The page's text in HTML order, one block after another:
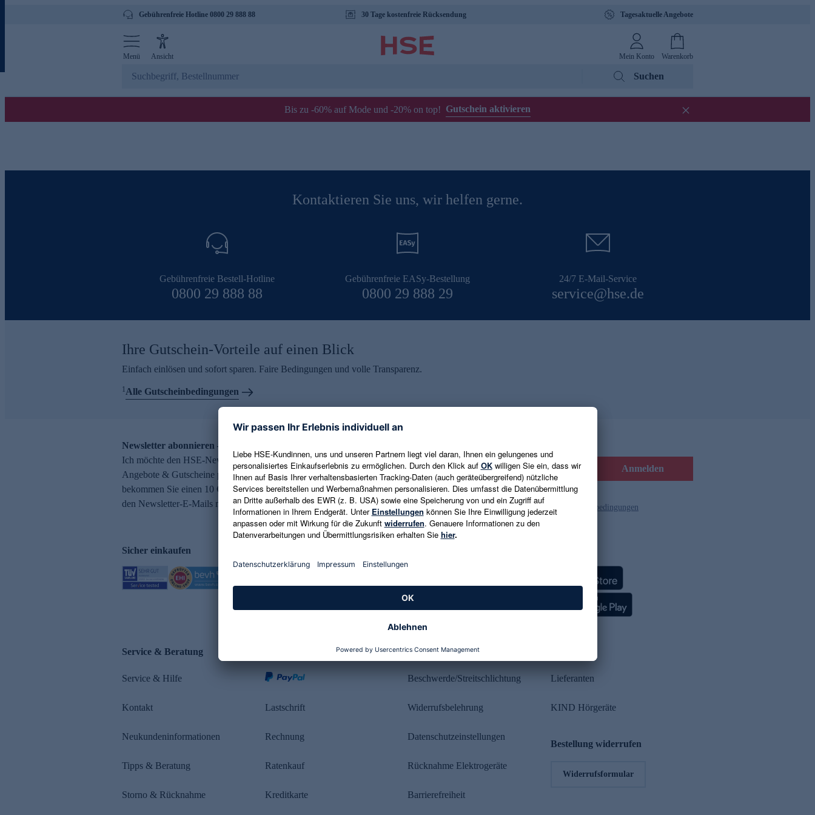
Gebührenfreie Hotline 0800 29 888 88 30 Tage kostenfreie Rücksendung Tagesaktuelle Angebote
Menü Ansicht Mein Konto Warenkorb
Suchen
Bis zu -60% auf Mode und -20% on top! Gutschein aktivieren
Kontaktieren Sie uns, wir helfen gerne.
Gebührenfreie Bestell-Hotline
0800 29 888 88
Gebührenfreie EASy-Bestellung
0800 29 888 29
24/7 E-Mail-Service
service@hse.de
Ihre Gutschein-Vorteile auf einen Blick
Einfach einlösen und sofort sparen. Faire Bedingungen und volle Transparenz.
1Alle Gutscheinbedingungen
Newsletter abonnieren – 10 € Gutschein erhalten
Ich möchte den HSE-Newsletter abonnieren und aktuelle Trends,
Angebote & Gutscheine per E-Mail erhalten. Als Dankeschön
bekommen Sie einen 10 € Gutschein. Eine Abmeldung ist jederzeit in
den Newsletter-E-Mails möglich.
E-Mail-Adresse eingeben Anmelden
Es gelten die Datenschutzrichtlinien und die Gutscheinbedingungen
Sicher einkaufen
Service & Beratung
Service & Hilfe
Kontakt
Neukundeninformationen
Tipps & Beratung
Storno & Rücknahme
Lastschrift
Rechnung
Ratenkauf
Kreditkarte
Rechtliches
Beschwerde/Streitschlichtung
Widerrufsbelehrung
Datenschutzeinstellungen
Rücknahme Elektrogeräte
Barrierefreiheit
Lieferanten
KIND Hörgeräte
Bestellung widerrufen
Widerrufsformular